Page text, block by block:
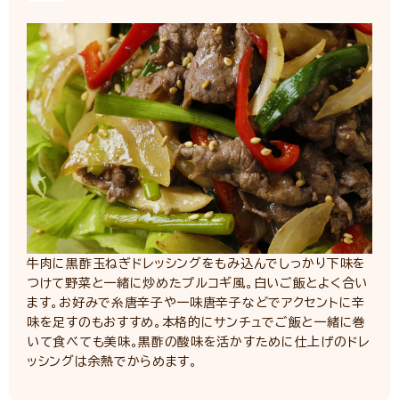
牛肉に黒酢玉ねぎドレッシングをもみ込んでしっかり下味を
つけて野菜と一緒に炒めたプルコギ風。白いご飯とよく合い
ます。お好みで糸唐辛子や一味唐辛子などでアクセントに辛
味を足すのもおすすめ。本格的にサンチュでご飯と一緒に巻
いて食べても美味。黒酢の酸味を活かすために仕上げのドレ
ッシングは余熱でからめます。